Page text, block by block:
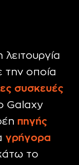
λειτουργία
την οποία
συσκευές
Galaxy
πηγής
γρήγορα
το